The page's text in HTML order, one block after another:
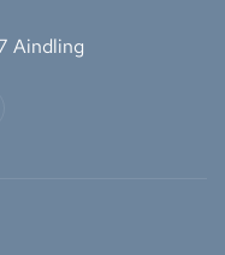
Aindling